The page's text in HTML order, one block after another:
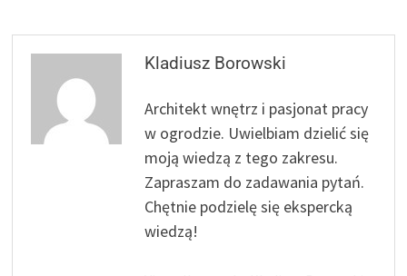
Kladiusz Borowski
Architekt wnętrz i pasjonat pracy
w ogrodzie. Uwielbiam dzielić się
moją wiedzą z tego zakresu.
Zapraszam do zadawania pytań.
Chętnie podzielę się ekspercką
wiedzą!